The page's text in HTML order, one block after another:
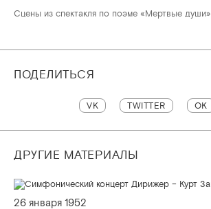
Сцены из спектакля по поэме «Мертвые души»
ПОДЕЛИТЬСЯ
VK TWITTER OK
ДРУГИЕ МАТЕРИАЛЫ
26 января 1952